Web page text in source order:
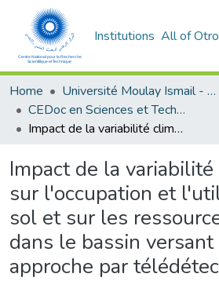
Institutions All of
Home
Université Moulay Ismail - Meknès
CEDoc en Sciences et Techniques et Sciences Médicales (CED - STSM)
Impact de la variabilité climatique sur l'occupation et l'utilisation du sol et sur les ressources en eau dans le bassin versant d'Inaouène : approche par télédétection et SIG
Impact de la
sur l'occupation et
sol et sur les
dans le bassin
approche par